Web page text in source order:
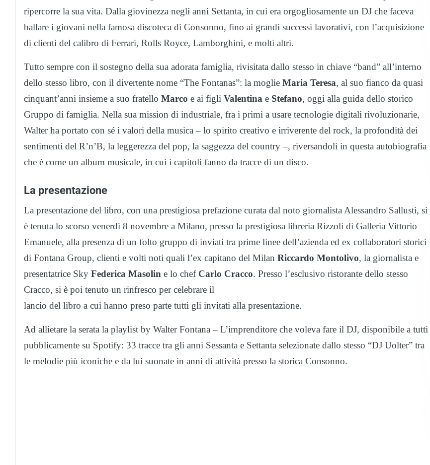
ripercorre la sua vita. Dalla giovinezza negli anni Settanta, in cui era orgogliosamente un DJ che faceva
ballare i giovani nella famosa discoteca di Consonno, fino ai grandi successi lavorativi, con l’acquisizione
di clienti del calibro di Ferrari, Rolls Royce, Lamborghini, e molti altri.
Tutto sempre con il sostegno della sua adorata famiglia, rivisitata dallo stesso in chiave “band” all’interno
dello stesso libro, con il divertente nome “The Fontanas”: la moglie Maria Teresa, al suo fianco da quasi
cinquant’anni insieme a suo fratello Marco e ai figli Valentina e Stefano, oggi alla guida dello storico
Gruppo di famiglia. Nella sua mission di industriale, fra i primi a usare tecnologie digitali rivoluzionarie,
Walter ha portato con sé i valori della musica – lo spirito creativo e irriverente del rock, la profondità dei
sentimenti del R’n’B, la leggerezza del pop, la saggezza del country –, riversandoli in questa autobiografia
che è come un album musicale, in cui i capitoli fanno da tracce di un disco.
La presentazione
La presentazione del libro, con una prestigiosa prefazione curata dal noto giornalista Alessandro Sallusti, si
è tenuta lo scorso venerdì 8 novembre a Milano, presso la prestigiosa libreria Rizzoli di Galleria Vittorio
Emanuele, alla presenza di un folto gruppo di inviati tra prime linee dell’azienda ed ex collaboratori storici
di Fontana Group, clienti e volti noti quali l’ex capitano del Milan Riccardo Montolivo, la giornalista e
presentatrice Sky Federica Masolin e lo chef Carlo Cracco. Presso l’esclusivo ristorante dello stesso
Cracco, si è poi tenuto un rinfresco per celebrare il
lancio del libro a cui hanno preso parte tutti gli invitati alla presentazione.
Ad allietare la serata la playlist by Walter Fontana – L’imprenditore che voleva fare il DJ, disponibile a tutti
pubblicamente su Spotify: 33 tracce tra gli anni Sessanta e Settanta selezionate dallo stesso “DJ Uolter” tra
le melodie più iconiche e da lui suonate in anni di attività presso la storica Consonno.